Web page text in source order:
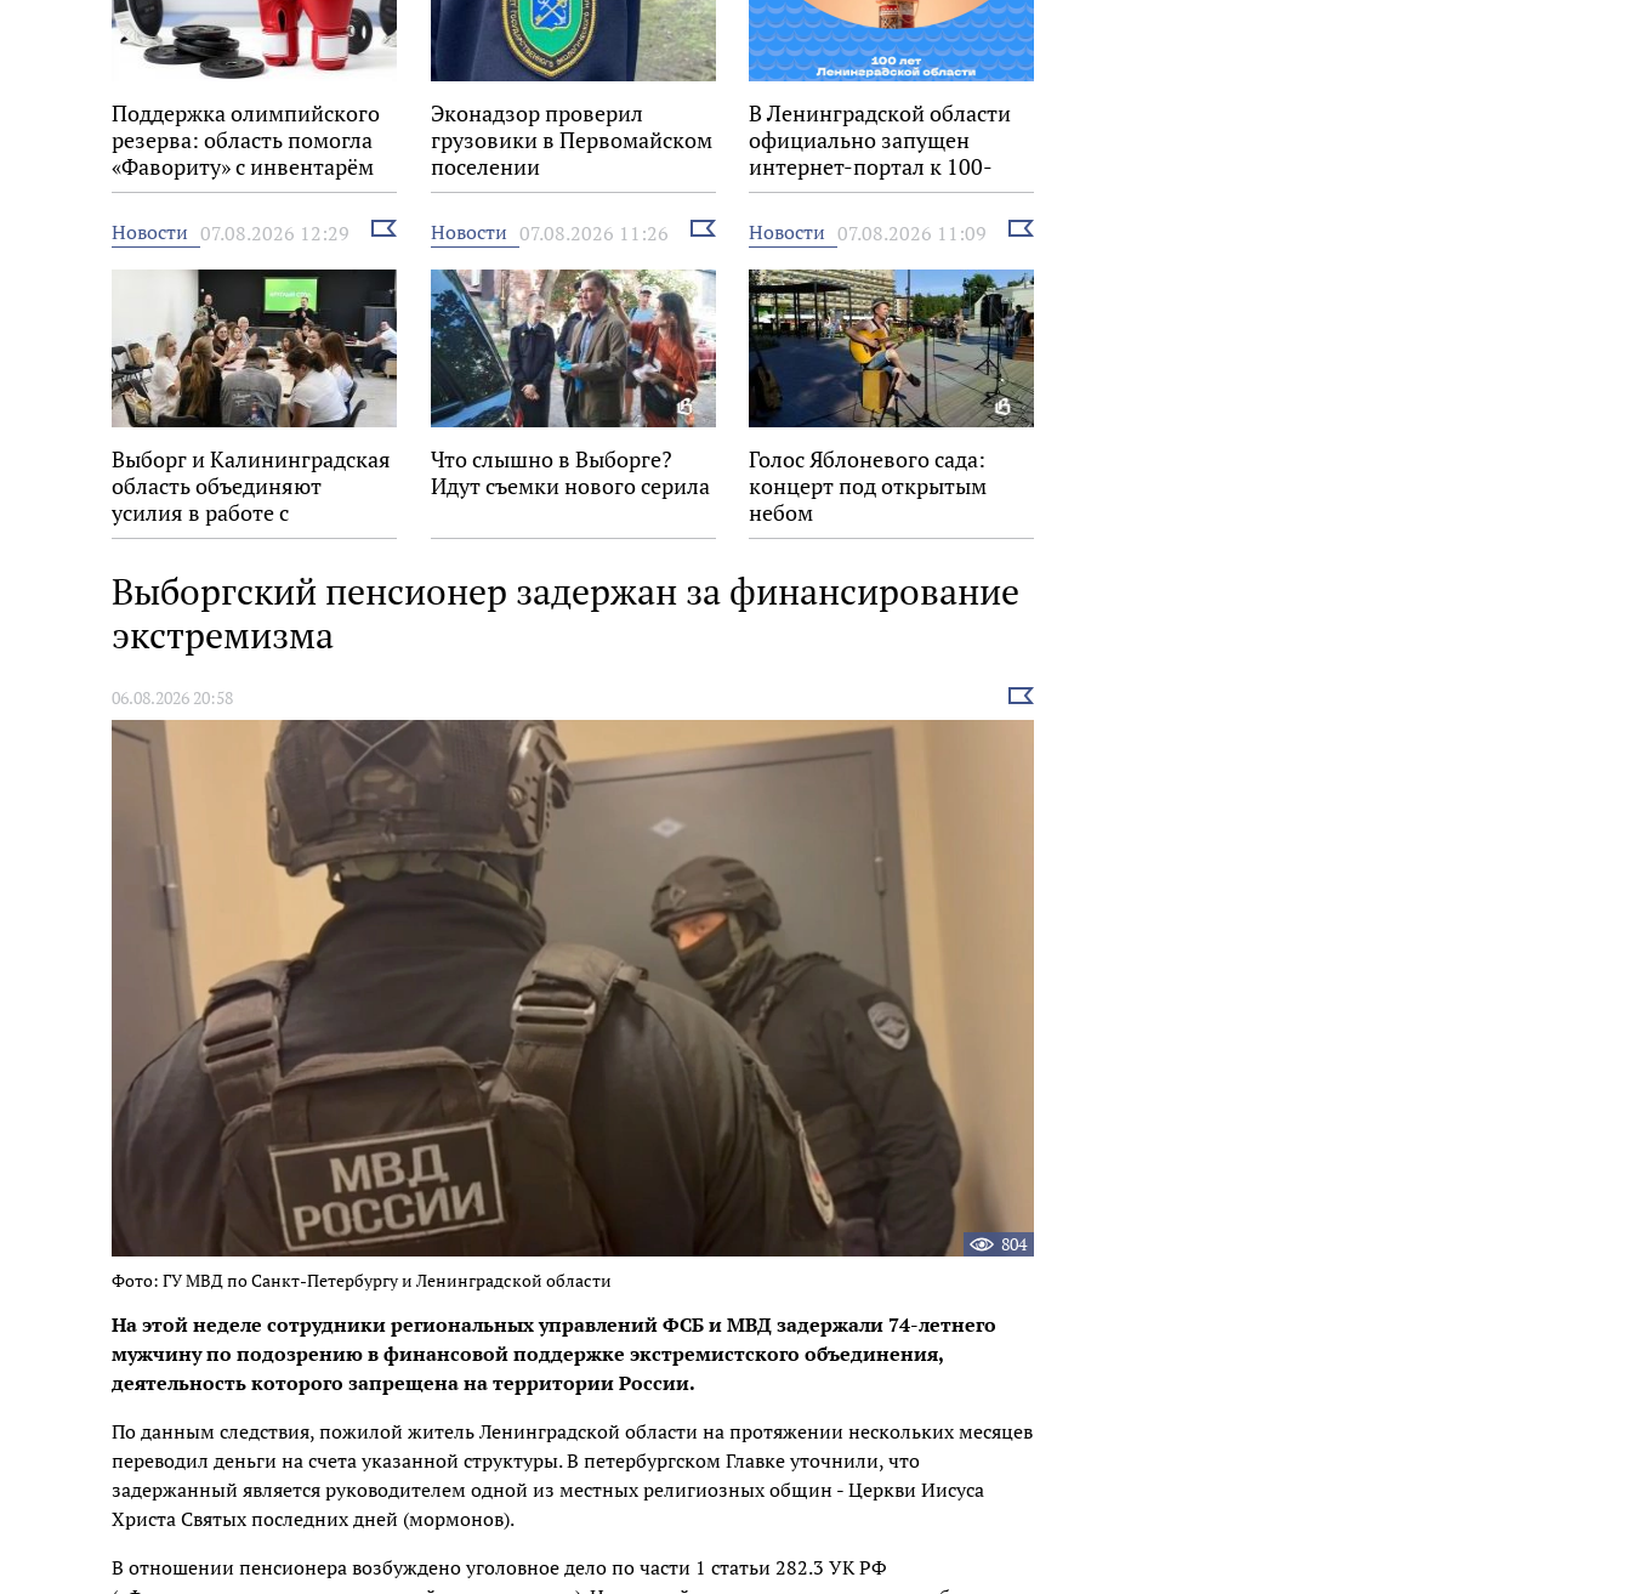
Поддержка олимпийского
резерва: область помогла
«Фавориту» с инвентарём
Эконадзор проверил
грузовики в Первомайском
поселении
В Ленинградской области
официально запущен
интернет-портал к 100-
летию региона
Новости 07.08.2026 12:29
Выбрать
новость
Выборг и Калининградская
область объединяют
усилия в работе с
молодёжью
Новости 07.08.2026 11:26
Выбрать
новость
Что слышно в Выборге?
Идут съемки нового серила
Новости 07.08.2026 11:09
Выбрать
Голос Яблоневого сада:
концерт под открытым
небом
Выборгский пенсионер задержан за финансирование
экстремизма
06.08.2026 20:58
Выбрать
новость
804
Фото: ГУ МВД по Санкт-Петербургу и Ленинградской области
На этой неделе сотрудники региональных управлений ФСБ и МВД задержали 74-летнего
мужчину по подозрению в финансовой поддержке экстремистского объединения,
деятельность которого запрещена на территории России.
По данным следствия, пожилой житель Ленинградской области на протяжении нескольких месяцев
переводил деньги на счета указанной структуры. В петербургском Главке уточнили, что
задержанный является руководителем одной из местных религиозных общин - Церкви Иисуса
Христа Святых последних дней (мормонов).
В отношении пенсионера возбуждено уголовное дело по части 1 статьи 282.3 УК РФ